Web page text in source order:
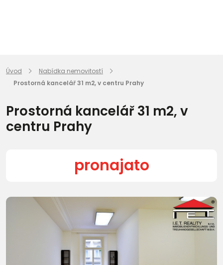
Úvod
Nabídka nemovitostí
Prostorná kancelář 31 m2, v centru Prahy
Prostorná kancelář 31 m2, v
centru Prahy
pronajato